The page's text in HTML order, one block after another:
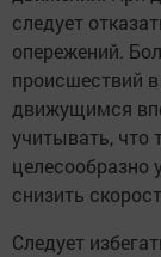
следует
опережений.
происшествий
движущимся
учитывать, что
снизить
Следует